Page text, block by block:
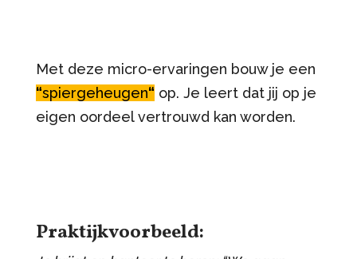
Met deze micro-ervaringen bouw je een
“spiergeheugen“ op. Je leert dat jij op je
eigen oordeel vertrouwd kan worden.
Praktijkvoorbeeld: